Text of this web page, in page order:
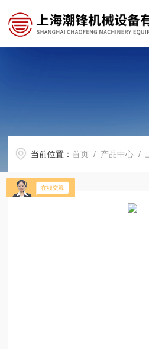
当前位置：首页 / 产品中心 /